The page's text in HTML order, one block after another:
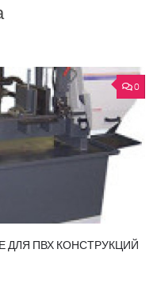
0
ДЛЯ ПВХ КОНСТРУКЦИЙ